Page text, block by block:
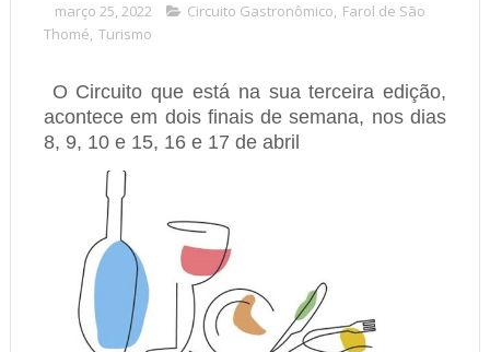
março 25, 2022 Circuito Gastronômico, Farol de São
Thomé, Turismo
O Circuito que está na sua terceira edição,
acontece em dois finais de semana, nos dias
8, 9, 10 e 15, 16 e 17 de abril